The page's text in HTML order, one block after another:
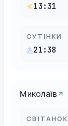
13:31
СУТІНКИ
21:38
Миколаїв
СВІТАНОК